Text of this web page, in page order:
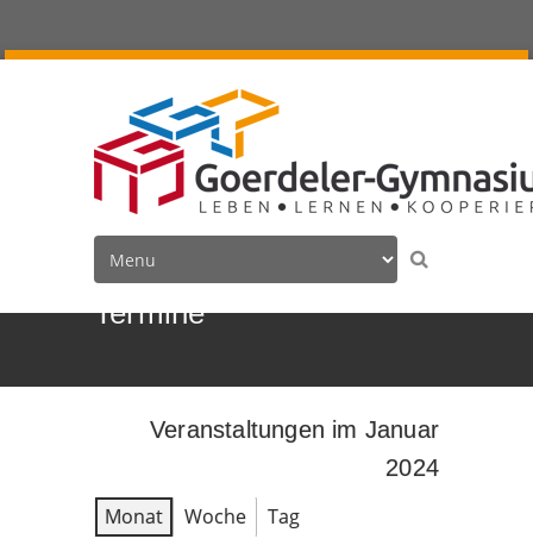
Termine
Veranstaltungen im Januar
2024
Monat
Woche
Tag